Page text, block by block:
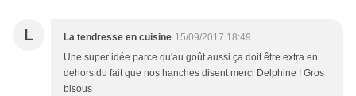
L La tendresse en cuisine 15/09/2017 18:49
Une super idée parce qu'au goût aussi ça doit être extra en
dehors du fait que nos hanches disent merci Delphine ! Gros
bisous